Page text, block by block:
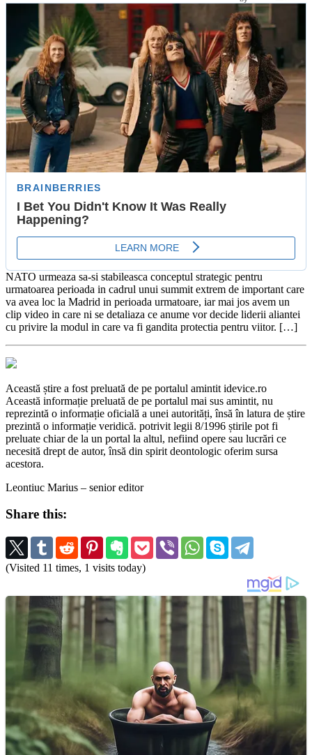
NATO urmeaza sa-si stabileasca conceptul strategic pentru
urmatoarea perioada in cadrul unui summit extrem de important care
va avea loc la Madrid in perioada urmatoare, iar mai jos avem un
clip video in care ni se detaliaza ce anume vor decide liderii aliantei
cu privire la modul in care va fi gandita protectia pentru viitor. […]
Această știre a fost preluată de pe portalul amintit idevice.ro
Această informație preluată de pe portalul mai sus amintit, nu
reprezintă o informație oficială a unei autorități, însă în latura de știre
prezintă o informație veridică. potrivit legii 8/1996 știrile pot fi
preluate chiar de la un portal la altul, nefiind opere sau lucrări ce
necesită drept de autor, însă din spirit deontologic oferim sursa
acestora.
Leontiuc Marius – senior editor
Share this:
(Visited 11 times, 1 visits today)